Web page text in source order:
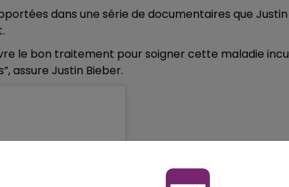
dans une série de documentaires que
le bon traitement pour soigner cette maladie
assure Justin Bieber.